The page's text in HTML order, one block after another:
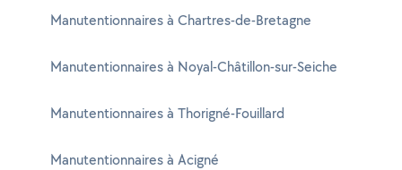
Manutentionnaires à Chartres-de-Bretagne
Manutentionnaires à Noyal-Châtillon-sur-Seiche
Manutentionnaires à Thorigné-Fouillard
Manutentionnaires à Acigné